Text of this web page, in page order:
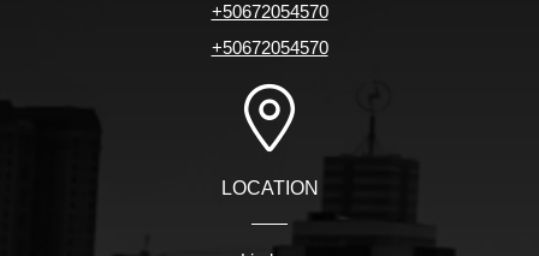
+50672054570
+50672054570
LOCATION